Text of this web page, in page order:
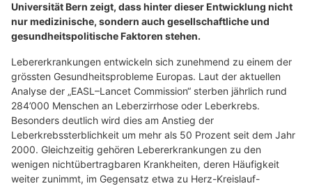
Universität Bern zeigt, dass hinter dieser Entwicklung nicht
nur medizinische, sondern auch gesellschaftliche und
gesundheitspolitische Faktoren stehen.
Lebererkrankungen entwickeln sich zunehmend zu einem der
grössten Gesundheitsprobleme Europas. Laut der aktuellen
Analyse der „EASL–Lancet Commission“ sterben jährlich rund
284’000 Menschen an Leberzirrhose oder Leberkrebs.
Besonders deutlich wird dies am Anstieg der
Leberkrebssterblichkeit um mehr als 50 Prozent seit dem Jahr
2000. Gleichzeitig gehören Lebererkrankungen zu den
wenigen nichtübertragbaren Krankheiten, deren Häufigkeit
weiter zunimmt, im Gegensatz etwa zu Herz-Kreislauf-